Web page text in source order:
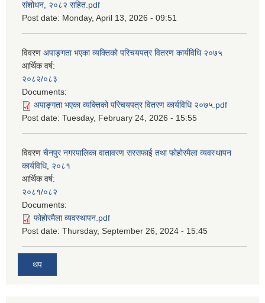
संशोधन, २०८२ सहित.pdf
Post date: Monday, April 13, 2026 - 09:51
विवरण अपाङ्गता भएका व्यक्तिको परिचयपत्र वितरण कार्यविधि २०७५
आर्थिक वर्ष:
२०८२/०८३
Documents:
अपाङ्गता भएका व्यक्तिको परिचयपत्र वितरण कार्यविधि २०७५.pdf
Post date: Tuesday, February 24, 2026 - 15:55
विवरण चैनपुर नगरपालिका वातावरण सरसफाई तथा फोहोरमैला व्यवस्थापन
कार्यविधि, २०८१
आर्थिक वर्ष:
२०८१/०८२
Documents:
फोहोरमैला व्यवस्थापन.pdf
Post date: Thursday, September 26, 2024 - 15:45
थप